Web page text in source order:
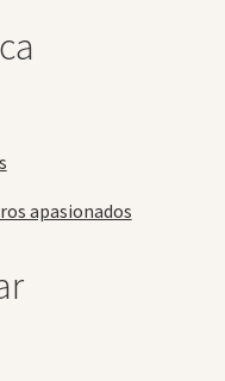
apasionados